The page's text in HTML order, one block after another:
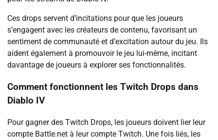
Ces drops servent d’incitations pour que les joueurs
s’engagent avec les créateurs de contenu, favorisant un
sentiment de communauté et d’excitation autour du jeu. Ils
aident également à promouvoir le jeu lui-même, incitant
davantage de joueurs à explorer ses fonctionnalités.
Comment fonctionnent les Twitch Drops dans
Diablo IV
Pour gagner des Twitch Drops, les joueurs doivent lier leur
compte Battle.net à leur compte Twitch. Une fois liés, les